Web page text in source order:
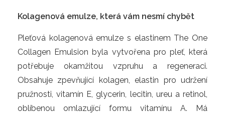
Kolagenová emulze, která vám nesmí chybět
Pleťová kolagenová emulze s elastinem The One
Collagen Emulsion byla vytvořena pro pleť, která
potřebuje okamžitou vzpruhu a regeneraci.
Obsahuje zpevňující kolagen, elastin pro udržení
pružnosti, vitamín E, glycerin, lecitin, ureu a retinol,
oblíbenou omlazující formu vitamínu A. Má